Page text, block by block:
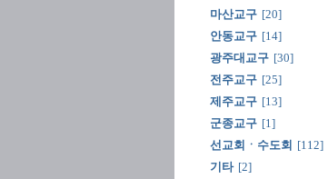
마산교구 [20]
안동교구 [14]
광주대교구 [30]
전주교구 [25]
제주교구 [13]
군종교구 [1]
선교회ㆍ수도회 [112]
기타 [2]